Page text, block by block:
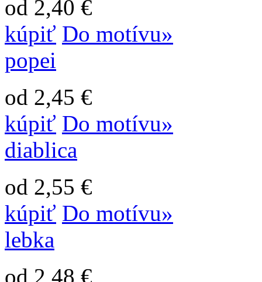
od 2,40 €
kúpiť Do motívu»
popei
od 2,45 €
kúpiť Do motívu»
diablica
od 2,55 €
kúpiť Do motívu»
lebka
od 2,48 €